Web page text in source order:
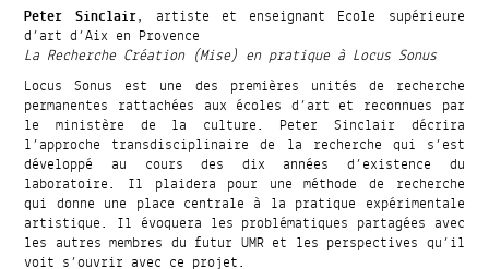
Peter Sinclair, artiste et enseignant Ecole supérieure
d’art d’Aix en Provence
La Recherche Création (Mise) en pratique à Locus Sonus
Locus Sonus est une des premières unités de recherche
permanentes rattachées aux écoles d’art et reconnues par
le ministère de la culture. Peter Sinclair décrira
l’approche transdisciplinaire de la recherche qui s’est
développé au cours des dix années d’existence du
laboratoire. Il plaidera pour une méthode de recherche
qui donne une place centrale à la pratique expérimentale
artistique. Il évoquera les problématiques partagées avec
les autres membres du futur UMR et les perspectives qu’il
voit s’ouvrir avec ce projet.